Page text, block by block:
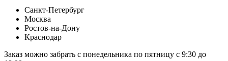
Санкт-Петербург
Москва
Ростов-на-Дону
Краснодар
Заказ можно забрать с понедельника по пятницу с 9:30 до